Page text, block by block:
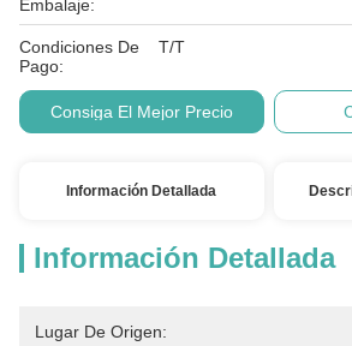
Embalaje:
Condiciones De
Pago:
T/T
Consiga El Mejor Precio
Información Detallada
Información Detallada
Lugar De Origen: